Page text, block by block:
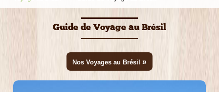
Guide de Voyage au Brésil
Nos Voyages au Brésil »